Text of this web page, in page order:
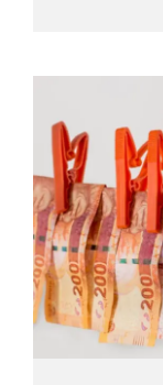
causa di una
precedente
che Poste
riportava un